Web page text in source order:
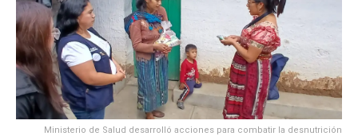
Ministerio de Salud desarrolló acciones para combatir la desnutrición